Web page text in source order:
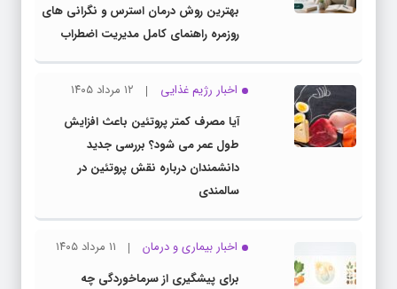
بهترین روش درمان استرس و نگرانی های
روزمره راهنمای کامل مدیریت اضطراب
اخبار رژیم غذایی
۱۲ مرداد ۱۴۰۵
آیا مصرف کمتر پروتئین باعث افزایش
طول عمر می شود؟ بررسی جدید
دانشمندان درباره نقش پروتئین در
سالمندی
اخبار بیماری و درمان
۱۱ مرداد ۱۴۰۵
برای پیشگیری از سرماخوردگی چه